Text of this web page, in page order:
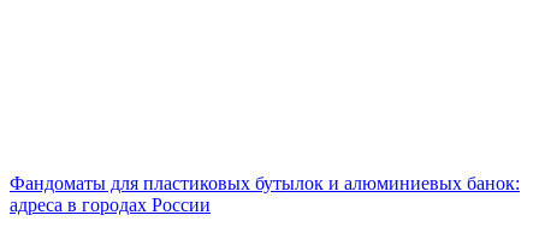
Фандоматы для пластиковых бутылок и алюминиевых банок:
адреса в городах России